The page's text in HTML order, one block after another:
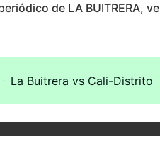
de LA BUITRERA,
La Buitrera vs Cali-Distrito